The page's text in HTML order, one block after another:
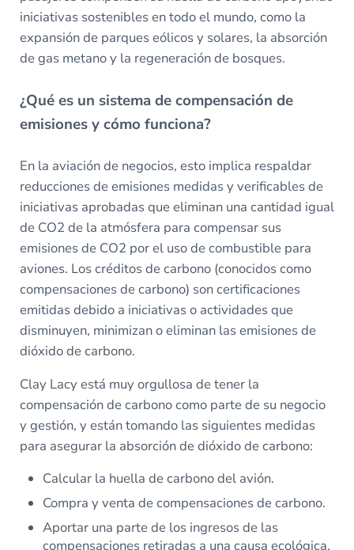
iniciativas sostenibles en todo el mundo, como la
expansión de parques eólicos y solares, la absorción
de gas metano y la regeneración de bosques.
¿Qué es un sistema de compensación de
emisiones y cómo funciona?
En la aviación de negocios, esto implica respaldar
reducciones de emisiones medidas y verificables de
iniciativas aprobadas que eliminan una cantidad igual
de CO2 de la atmósfera para compensar sus
emisiones de CO2 por el uso de combustible para
aviones. Los créditos de carbono (conocidos como
compensaciones de carbono) son certificaciones
emitidas debido a iniciativas o actividades que
disminuyen, minimizan o eliminan las emisiones de
dióxido de carbono.
Clay Lacy está muy orgullosa de tener la
compensación de carbono como parte de su negocio
y gestión, y están tomando las siguientes medidas
para asegurar la absorción de dióxido de carbono:
Calcular la huella de carbono del avión.
Compra y venta de compensaciones de carbono.
Aportar una parte de los ingresos de las
compensaciones retiradas a una causa ecológica.